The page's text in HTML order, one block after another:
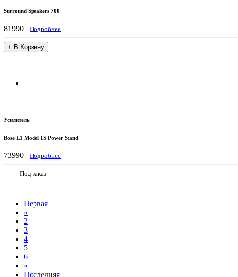
Surround Speakers 700
81990 Подробнее
+ В Корзину
Усилитель
Bose L1 Model 1S Power Stand
73990 Подробнее
Под заказ
Первая
«
2
3
4
5
6
»
Последняя